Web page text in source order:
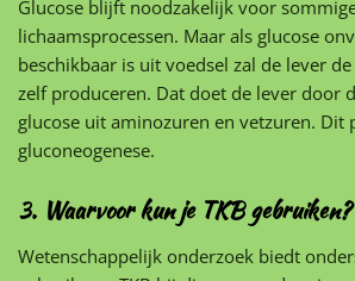
Glucose blijft noodzakelijk voor
lichaamsprocessen. Maar als glucose
beschikbaar is uit voedsel zal de lever
zelf produceren. Dat doet de lever door
glucose uit aminozuren en vetzuren. Dit
gluconeogenese.
3. Waarvoor kun je TKB gebruiken?
Wetenschappelijk onderzoek biedt